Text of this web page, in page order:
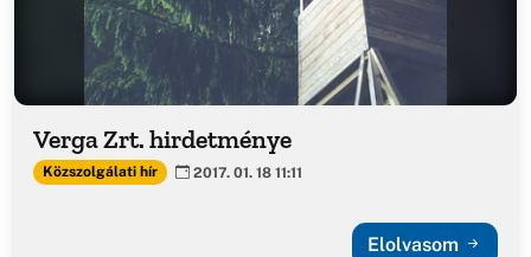
Verga Zrt. hirdetménye
Közszolgálati hír 2017. 01. 18 11:11
Elolvasom